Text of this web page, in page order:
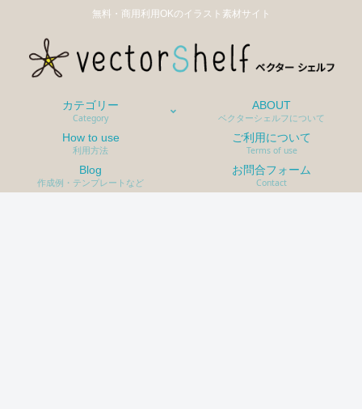
無料・商用利用OKのイラスト素材サイト
カテゴリー
Category
ABOUT
ベクターシェルフについて
How to use
利用方法
ご利用について
Terms of use
Blog
作成例・テンプレートなど
お問合フォーム
Contact